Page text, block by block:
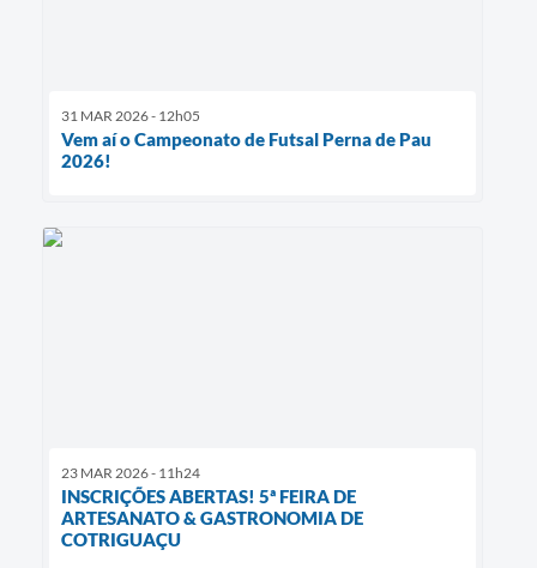
31 MAR 2026 - 12h05
Vem aí o Campeonato de Futsal Perna de Pau
2026!
23 MAR 2026 - 11h24
INSCRIÇÕES ABERTAS! 5ª FEIRA DE
ARTESANATO & GASTRONOMIA DE
COTRIGUAÇU